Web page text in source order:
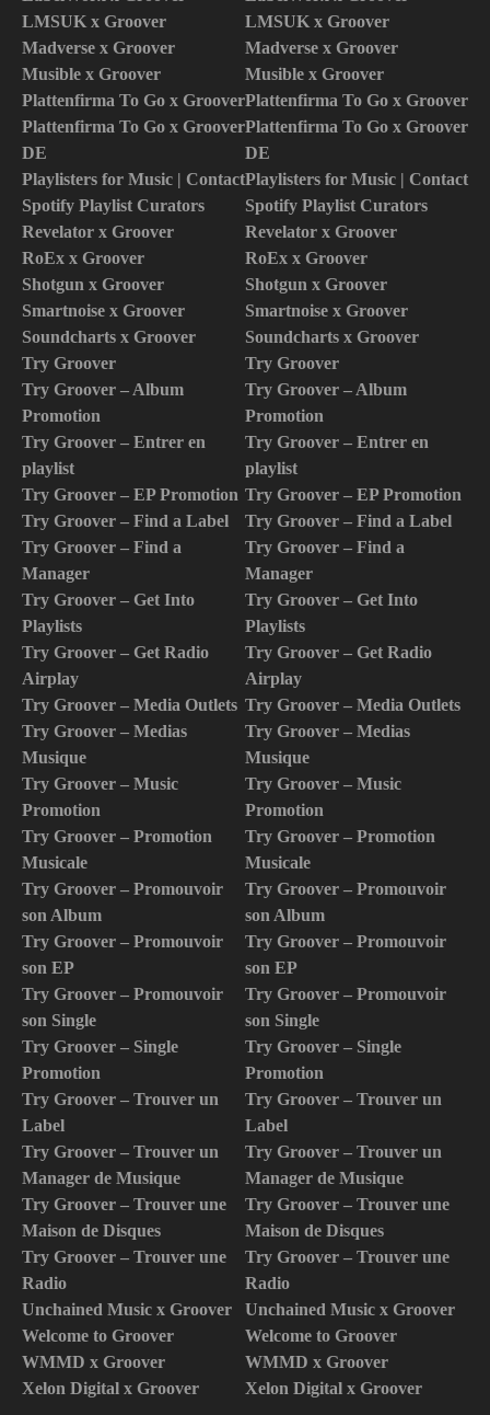
LMSUK x Groover
Madverse x Groover
Musible x Groover
Plattenfirma To Go x Groover
Plattenfirma To Go x Groover
DE
Playlisters for Music | Contact
Spotify Playlist Curators
Revelator x Groover
RoEx x Groover
Shotgun x Groover
Smartnoise x Groover
Soundcharts x Groover
Try Groover
Try Groover – Album
Promotion
Try Groover – Entrer en
playlist
Try Groover – EP Promotion
Try Groover – Find a Label
Try Groover – Find a
Manager
Try Groover – Get Into
Playlists
Try Groover – Get Radio
Airplay
Try Groover – Media Outlets
Try Groover – Medias
Musique
Try Groover – Music
Promotion
Try Groover – Promotion
Musicale
Try Groover – Promouvoir
son Album
Try Groover – Promouvoir
son EP
Try Groover – Promouvoir
son Single
Try Groover – Single
Promotion
Try Groover – Trouver un
Label
Try Groover – Trouver un
Manager de Musique
Try Groover – Trouver une
Maison de Disques
Try Groover – Trouver une
Radio
Unchained Music x Groover
Welcome to Groover
WMMD x Groover
Xelon Digital x Groover
LMSUK x Groover
Madverse x Groover
Musible x Groover
Plattenfirma To Go x Groover
Plattenfirma To Go x Groover
DE
Playlisters for Music | Contact
Spotify Playlist Curators
Revelator x Groover
RoEx x Groover
Shotgun x Groover
Smartnoise x Groover
Soundcharts x Groover
Try Groover
Try Groover – Album
Promotion
Try Groover – Entrer en
playlist
Try Groover – EP Promotion
Try Groover – Find a Label
Try Groover – Find a
Manager
Try Groover – Get Into
Playlists
Try Groover – Get Radio
Airplay
Try Groover – Media Outlets
Try Groover – Medias
Musique
Try Groover – Music
Promotion
Try Groover – Promotion
Musicale
Try Groover – Promouvoir
son Album
Try Groover – Promouvoir
son EP
Try Groover – Promouvoir
son Single
Try Groover – Single
Promotion
Try Groover – Trouver un
Label
Try Groover – Trouver un
Manager de Musique
Try Groover – Trouver une
Maison de Disques
Try Groover – Trouver une
Radio
Unchained Music x Groover
Welcome to Groover
WMMD x Groover
Xelon Digital x Groover